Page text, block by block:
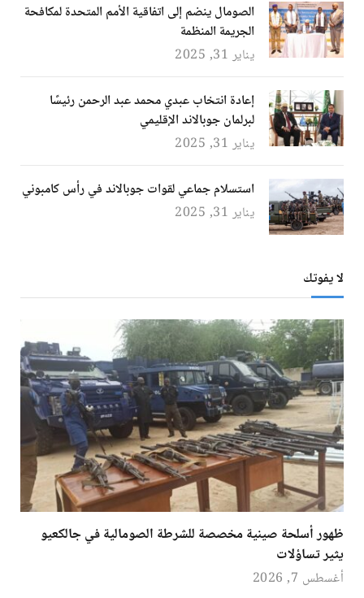
الصومال ينضم إلى اتفاقية الأمم المتحدة لمكافحة
الجريمة المنظمة
يناير 31, 2025
إعادة انتخاب عبدي محمد عبد الرحمن رئيسًا
لبرلمان جوبالاند الإقليمي
يناير 31, 2025
استسلام جماعي لقوات جوبالاند في رأس كامبوني
يناير 31, 2025
لا يفوتك
ظهور أسلحة صينية مخصصة للشرطة الصومالية في جالكعيو
يثير تساؤلات
أغسطس 7, 2026